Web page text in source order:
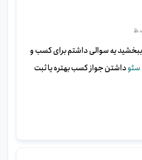
یه سوالی داشتم برای کسب و
داشتن جواز کسب بهتره یا ثبت